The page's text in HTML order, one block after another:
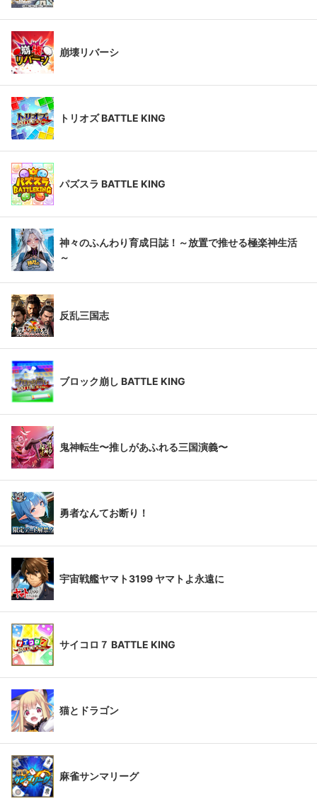
崩壊リバーシ
トリオズ BATTLE KING
パズスラ BATTLE KING
神々のふんわり育成日誌！～放置で推せる極楽神生活
～
反乱三国志
ブロック崩し BATTLE KING
鬼神転生〜推しがあふれる三国演義〜
勇者なんてお断り！
宇宙戦艦ヤマト3199 ヤマトよ永遠に
サイコロ７ BATTLE KING
猫とドラゴン
麻雀サンマリーグ